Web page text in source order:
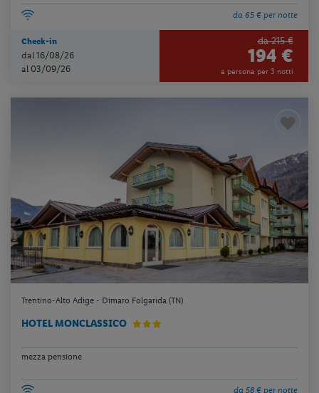
da 65 € per notte
Check-in
dal 16/08/26
al 03/09/26
da 215 €
194 €
a persona per 3 notti
Trentino-Alto Adige - Dimaro Folgarida (TN)
HOTEL MONCLASSICO
mezza pensione
da 58 € per notte